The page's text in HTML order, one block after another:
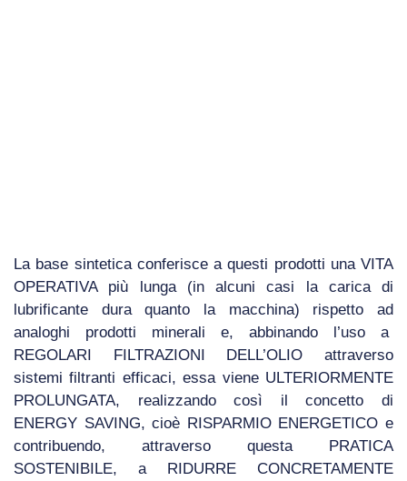
La base sintetica conferisce a questi prodotti una VITA
OPERATIVA più lunga (in alcuni casi la carica di
lubrificante dura quanto la macchina) rispetto ad
analoghi prodotti minerali e, abbinando l’uso a
REGOLARI FILTRAZIONI DELL’OLIO attraverso
sistemi filtranti efficaci, essa viene ULTERIORMENTE
PROLUNGATA, realizzando così il concetto di
ENERGY SAVING, cioè RISPARMIO ENERGETICO e
contribuendo, attraverso questa PRATICA
SOSTENIBILE, a RIDURRE CONCRETAMENTE